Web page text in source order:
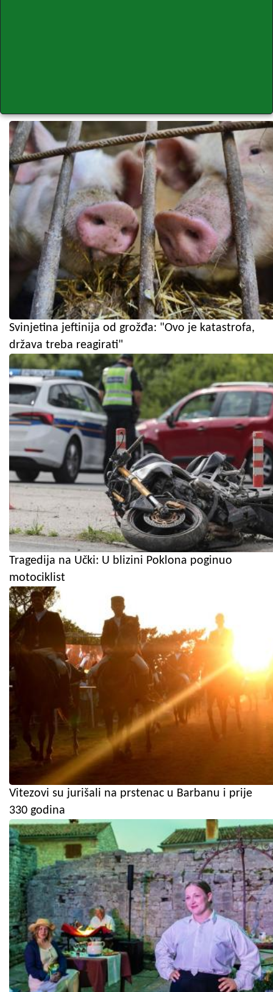
Svinjetina jeftinija od grožđa: "Ovo je katastrofa,
država treba reagirati"
Tragedija na Učki: U blizini Poklona poginuo
motociklist
Vitezovi su jurišali na prstenac u Barbanu i prije
330 godina